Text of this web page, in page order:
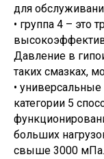
для
• группа 4 – это
Давление в
таких смазках,
•
категории 5
больших
свыше 3000 мПа.